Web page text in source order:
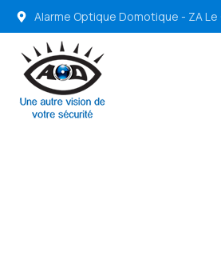
Alarme Optique Domotique - ZA Le